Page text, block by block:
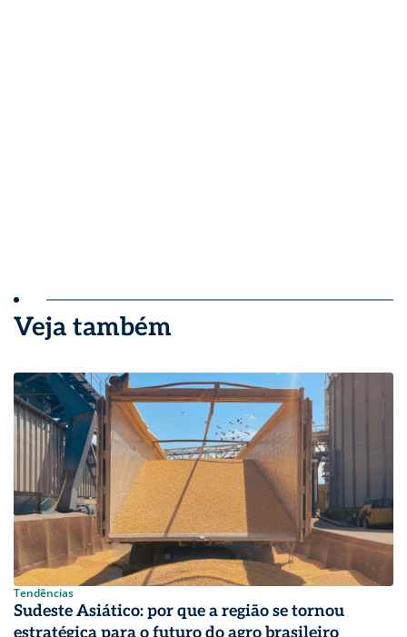
Veja também
Tendências
Sudeste Asiático: por que a região se tornou
estratégica para o futuro do agro brasileiro